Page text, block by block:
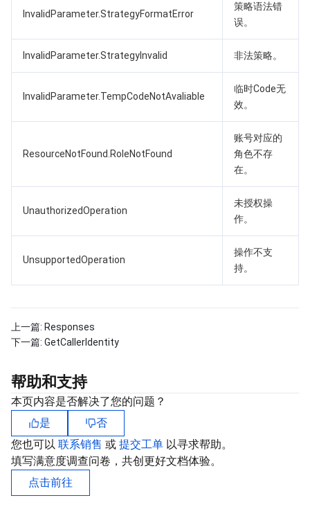
InvalidParameter.StrategyFormatError
策略语法错
误。
InvalidParameter.StrategyInvalid 非法策略。
InvalidParameter.TempCodeNotAvaliable
临时Code无
效。
ResourceNotFound.RoleNotFound
账号对应的
角色不存
在。
UnauthorizedOperation
未授权操
作。
UnsupportedOperation
操作不支
持。
上一篇: Responses
下一篇: GetCallerIdentity
帮助和支持
本页内容是否解决了您的问题？
是
否
您也可以 联系销售 或 提交工单 以寻求帮助。
填写满意度调查问卷，共创更好文档体验。
点击前往